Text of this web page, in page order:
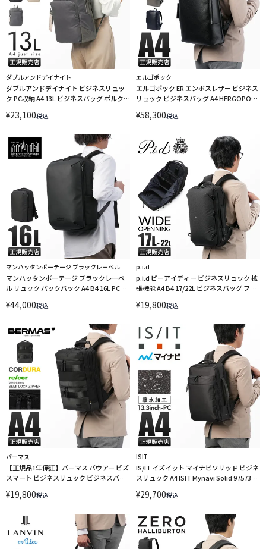
ダブルアンドデイナイト
ダブルアンドデイナイト ビジネスリュッ
ク PC収納 A4 13L ビジネスバッグ ポルク
¥23,100税込
エルゴポック
エルゴポック ER エンボスレザー ビジネス
リュック ビジネスバッグ A4 HERGOPOCH
¥58,300税込
マンハッタンポーテージ ブラックレーベル
マンハッタンポーテージ ブラックレーベ
ル リュック バックパック A4 B4 16L PC収
Label MP2288VGLBL LINECPN
¥44,000税込
p.i.d
p.i.d ピーアイディー ビジネスリュック 拡
張機能 A4 B4 17/22L ビジネスバッグ ファ
¥19,800税込
バーマス
【正規品1年保証】バーマス バウアー ビズ
スマート ビジネスリュック ビジネスバッ
BS 60680 LINECPN
¥19,800税込
ISIT
IS/IT イズイット マイナビソリッド ビジネ
スリュック A4 ISIT Mynavi Solid 975731
¥29,700税込